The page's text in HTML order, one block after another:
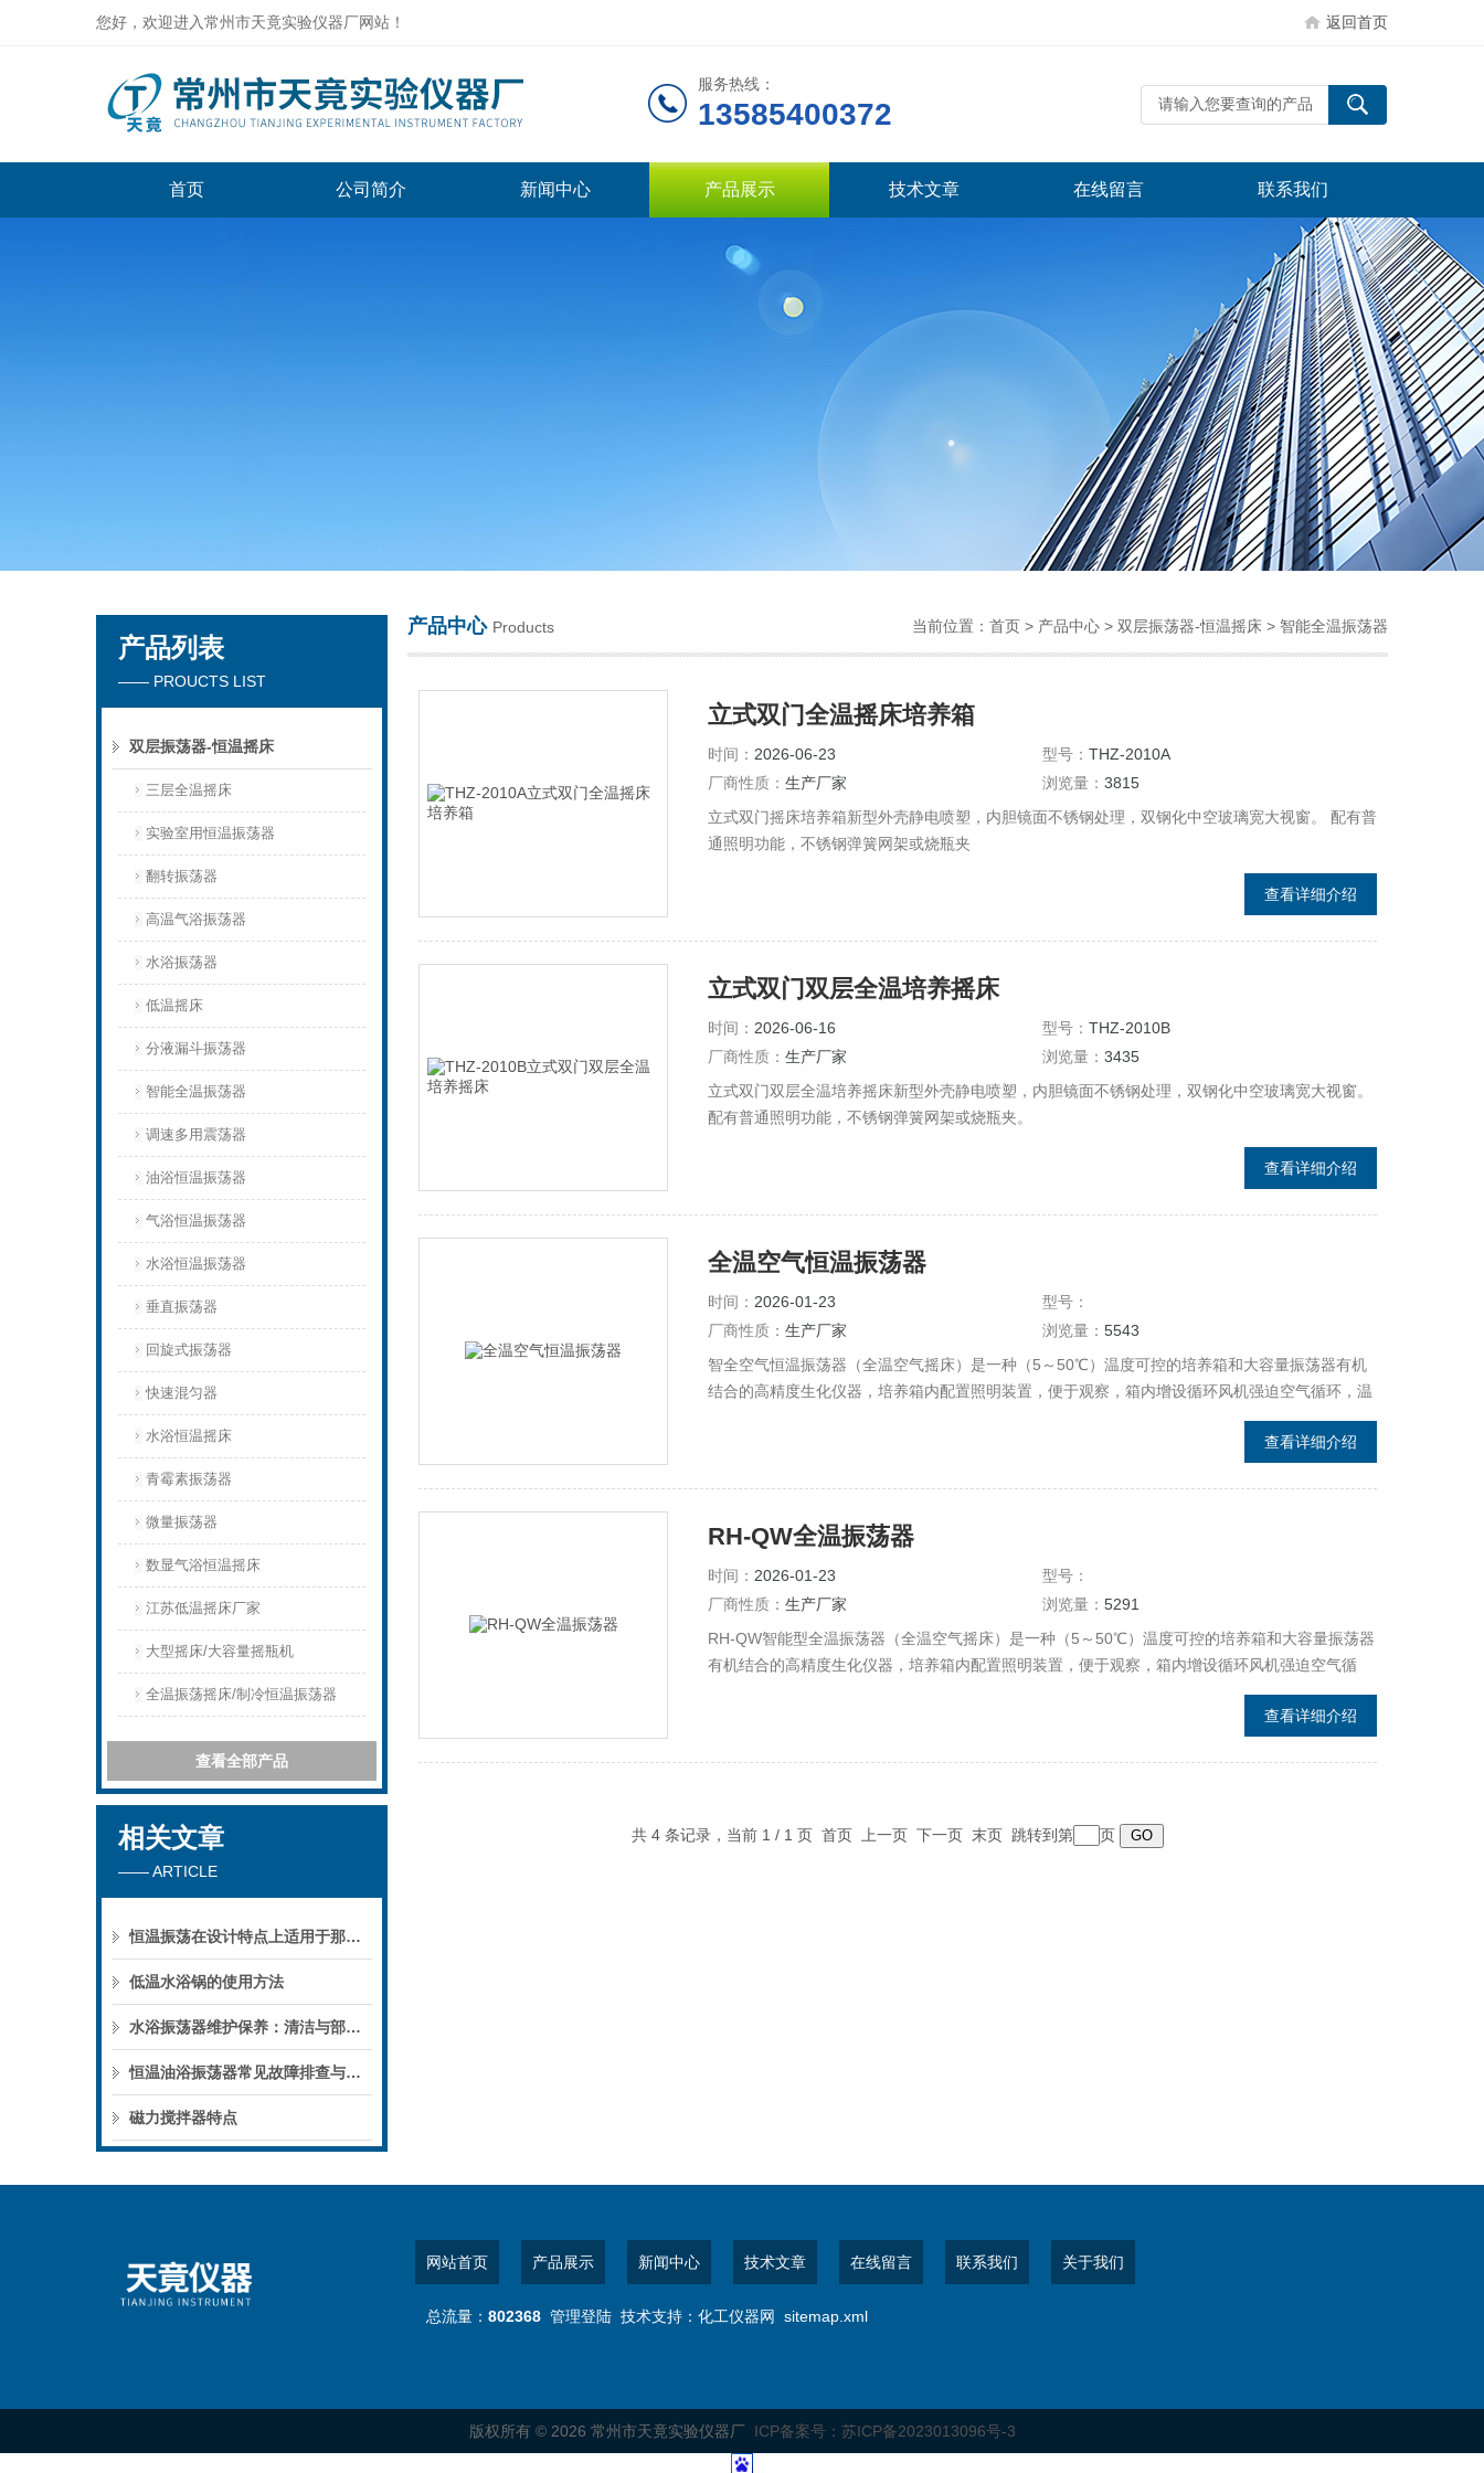
您好，欢迎进入常州市天竟实验仪器厂网站！ 返回首页
服务热线：
13585400372
首页 公司简介 新闻中心 产品展示 技术文章 在线留言 联系我们
产品列表
—— PROUCTS LIST
双层振荡器-恒温摇床
三层全温摇床
实验室用恒温振荡器
翻转振荡器
高温气浴振荡器
水浴振荡器
低温摇床
分液漏斗振荡器
智能全温振荡器
调速多用震荡器
油浴恒温振荡器
气浴恒温振荡器
水浴恒温振荡器
垂直振荡器
回旋式振荡器
快速混匀器
水浴恒温摇床
青霉素振荡器
微量振荡器
数显气浴恒温摇床
江苏低温摇床厂家
大型摇床/大容量摇瓶机
全温振荡摇床/制冷恒温振荡器
查看全部产品
相关文章
—— ARTICLE
恒温振荡在设计特点上适用于那些单位
低温水浴锅的使用方法
水浴振荡器维护保养：清洁与部件检查
恒温油浴振荡器常见故障排查与解决方法汇总，再也不用担心实验半路出问题了！
磁力搅拌器特点
产品中心 Products 当前位置： 首页 > 产品中心 > 双层振荡器-恒温摇床 > 智能全温振荡器
立式双门全温摇床培养箱
时间： 2026-06-23 型号： THZ-2010A
厂商性质： 生产厂家 浏览量： 3815
立式双门摇床培养箱新型外壳静电喷塑，内胆镜面不锈钢处理，双钢化中空玻璃宽大视窗。 配有普
通照明功能，不锈钢弹簧网架或烧瓶夹
查看详细介绍
立式双门双层全温培养摇床
时间： 2026-06-16 型号： THZ-2010B
厂商性质： 生产厂家 浏览量： 3435
立式双门双层全温培养摇床新型外壳静电喷塑，内胆镜面不锈钢处理，双钢化中空玻璃宽大视窗。
配有普通照明功能，不锈钢弹簧网架或烧瓶夹。
查看详细介绍
全温空气恒温振荡器
时间： 2026-01-23
型号：
厂商性质： 生产厂家 浏览量： 5543
智全空气恒温振荡器（全温空气摇床）是一种（5～50℃）温度可控的培养箱和大容量振荡器有机
结合的高精度生化仪器，培养箱内配置照明装置，便于观察，箱内增设循环风机强迫空气循环，温
度分布更均匀，实验效果更好，具有光照与无光照两种规格，该全温振荡器广泛适用于生物遗传工
查看详细介绍
RH-QW全温振荡器
时间： 2026-01-23
型号：
厂商性质： 生产厂家 浏览量： 5291
RH-QW智能型全温振荡器（全温空气摇床）是一种（5～50℃）温度可控的培养箱和大容量振荡器
有机结合的高精度生化仪器，培养箱内配置照明装置，便于观察，箱内增设循环风机强迫空气循
环，温度分布更均匀，实验效果更好，具有光照与无光照两种规格，该智能型全温振荡器广泛适用
查看详细介绍
共 4 条记录，当前 1 / 1 页 首页 上一页 下一页 末页 跳转到第 页
网站首页 产品展示 新闻中心 技术文章 在线留言 联系我们 关于我们
总流量： 802368 管理登陆 技术支持： 化工仪器网 sitemap.xml
版权所有 © 2026 常州市天竟实验仪器厂 ICP备案号：苏ICP备2023013096号-3